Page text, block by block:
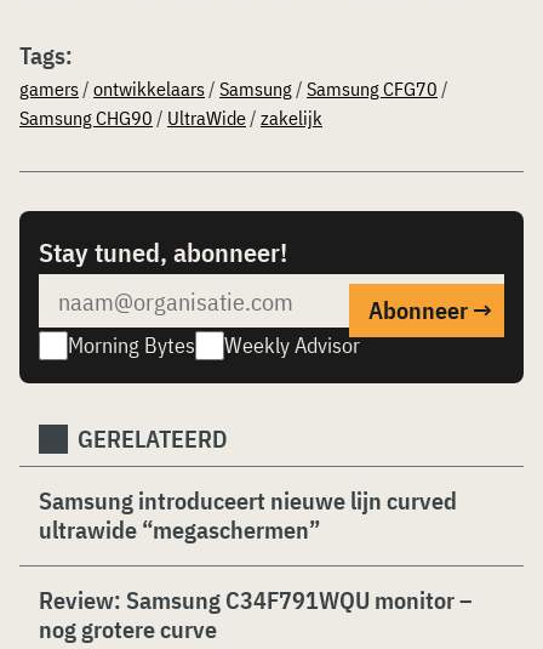
Tags:
gamers/ ontwikkelaars/ Samsung/ Samsung CFG70 /
Samsung CHG90 / UltraWide/ zakelijk
Stay tuned, abonneer!
Morning Bytes Weekly Advisor
GERELATEERD
Samsung introduceert nieuwe lijn curved
ultrawide “megaschermen”
Review: Samsung C34F791WQU monitor –
nog grotere curve